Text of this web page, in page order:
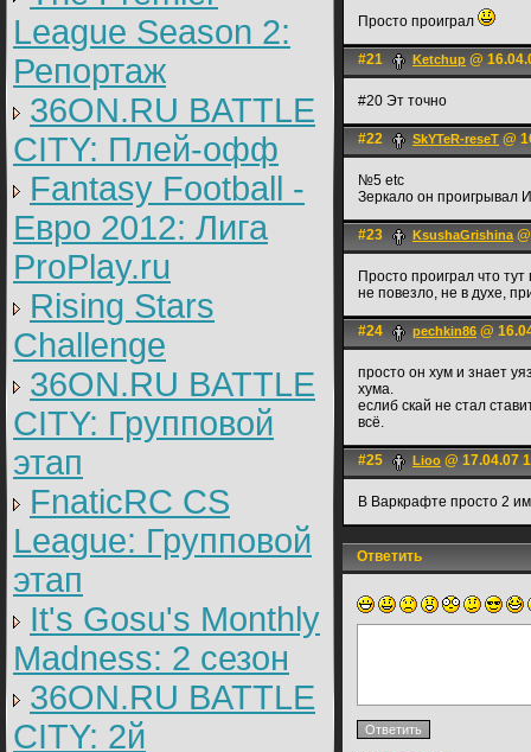
League Season 2:
Репортаж
36ON.RU BATTLE
CITY: Плей-офф
Fantasy Football -
Евро 2012: Лига
ProPlay.ru
Rising Stars
Challenge
36ON.RU BATTLE
CITY: Групповой
этап
FnaticRC CS
League: Групповой
этап
It's Gosu's Monthly
Madness: 2 сезон
36ON.RU BATTLE
CITY: 2й
Просто проиграл
#21 Ketchup @
#20 Эт точно
#22 SkYTeR-reseT @
№5 etc
Зеркало он проигрывал
#23 KsushaGrishina@
Просто проиграл что
не повезло, не в духе,
#24 pechkin86 @
просто он хум и знает
хума.
еслиб скай не стал
всё.
#25 Lioo @ 17.04.07
В Варкрафте просто 2
Ответить